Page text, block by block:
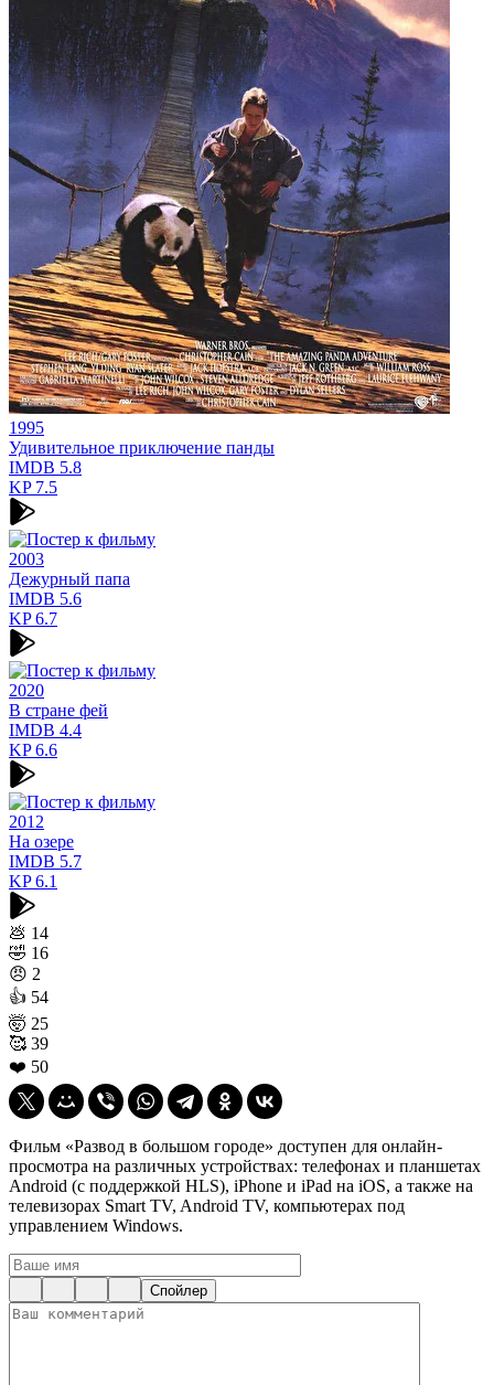
1995
Удивительное приключение панды
IMDB 5.8
KP7.5
2003
Дежурный папа
IMDB 5.6
KP6.7
2020
В стране фей
IMDB 4.4
KP6.6
2012
На озере
IMDB 5.7
KP6.1
💩 14
🤣 16
😠 2
👍 54
🤯 25
🥰 39
❤️ 50
Фильм «Развод в большом городе» доступен для онлайн-
просмотра на различных устройствах: телефонах и планшетах
Android (с поддержкой HLS), iPhone и iPad на iOS, а также на
телевизорах Smart TV, Android TV, компьютерах под
управлением Windows.
Спойлер